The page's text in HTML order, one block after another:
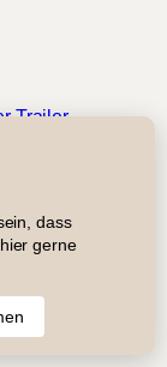
Trailer
SucheRSS